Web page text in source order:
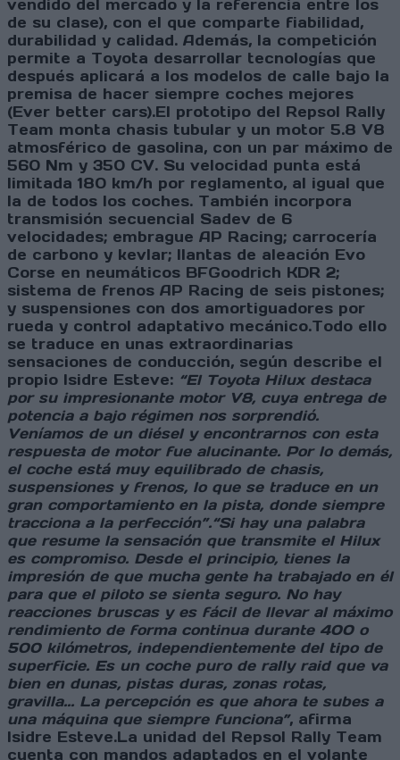
vendido del mercado y la referencia entre los
de su clase), con el que comparte fiabilidad,
durabilidad y calidad. Además, la competición
permite a Toyota desarrollar tecnologías que
después aplicará a los modelos de calle bajo la
premisa de hacer siempre coches mejores
(Ever better cars).El prototipo del Repsol Rally
Team monta chasis tubular y un motor 5.8 V8
atmosférico de gasolina, con un par máximo de
560 Nm y 350 CV. Su velocidad punta está
limitada 180 km/h por reglamento, al igual que
la de todos los coches. También incorpora
transmisión secuencial Sadev de 6
velocidades; embrague AP Racing; carrocería
de carbono y kevlar; llantas de aleación Evo
Corse en neumáticos BFGoodrich KDR 2;
sistema de frenos AP Racing de seis pistones;
y suspensiones con dos amortiguadores por
rueda y control adaptativo mecánico.Todo ello
se traduce en unas extraordinarias
sensaciones de conducción, según describe el
propio Isidre Esteve: “El Toyota Hilux destaca
por su impresionante motor V8, cuya entrega de
potencia a bajo régimen nos sorprendió.
Veníamos de un diésel y encontrarnos con esta
respuesta de motor fue alucinante. Por lo demás,
el coche está muy equilibrado de chasis,
suspensiones y frenos, lo que se traduce en un
gran comportamiento en la pista, donde siempre
tracciona a la perfección”.“Si hay una palabra
que resume la sensación que transmite el Hilux
es compromiso. Desde el principio, tienes la
impresión de que mucha gente ha trabajado en él
para que el piloto se sienta seguro. No hay
reacciones bruscas y es fácil de llevar al máximo
rendimiento de forma continua durante 400 o
500 kilómetros, independientemente del tipo de
superficie. Es un coche puro de rally raid que va
bien en dunas, pistas duras, zonas rotas,
gravilla... La percepción es que ahora te subes a
una máquina que siempre funciona”, afirma
Isidre Esteve.La unidad del Repsol Rally Team
cuenta con mandos adaptados en el volante